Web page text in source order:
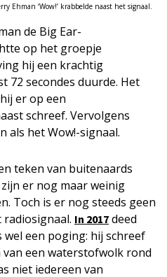
Ehman ‘Wow!’ krabbelde naast het signaal.
de Big Ear-
op het groepje
hij een krachtig
72 secondes duurde. Het
er op een
schreef. Vervolgens
als het Wow!-signaal.
teken van buitenaards
er nog maar weinig
Toch is er nog steeds geen
In 2017 deed
een poging: hij schreef
een waterstofwolk rond
niet iedereen van